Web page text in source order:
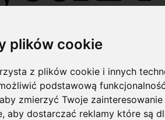
plików cookie
z plików cookie i innych
podstawową
aby zmierzyć Twoje
,aby dostarczać reklamy które są